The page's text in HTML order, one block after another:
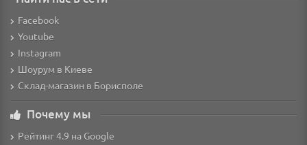
Facebook
Youtube
Instagram
Шоурум в Киеве
Склад-магазин в Борисполе
Почему мы
Рейтинг 4.9 на Google